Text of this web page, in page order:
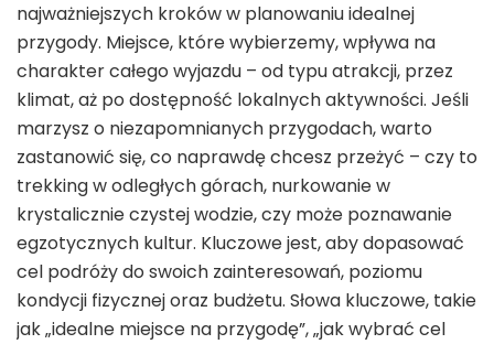
najważniejszych kroków w planowaniu idealnej
przygody. Miejsce, które wybierzemy, wpływa na
charakter całego wyjazdu – od typu atrakcji, przez
klimat, aż po dostępność lokalnych aktywności. Jeśli
marzysz o niezapomnianych przygodach, warto
zastanowić się, co naprawdę chcesz przeżyć – czy to
trekking w odległych górach, nurkowanie w
krystalicznie czystej wodzie, czy może poznawanie
egzotycznych kultur. Kluczowe jest, aby dopasować
cel podróży do swoich zainteresowań, poziomu
kondycji fizycznej oraz budżetu. Słowa kluczowe, takie
jak „idealne miejsce na przygodę”, „jak wybrać cel